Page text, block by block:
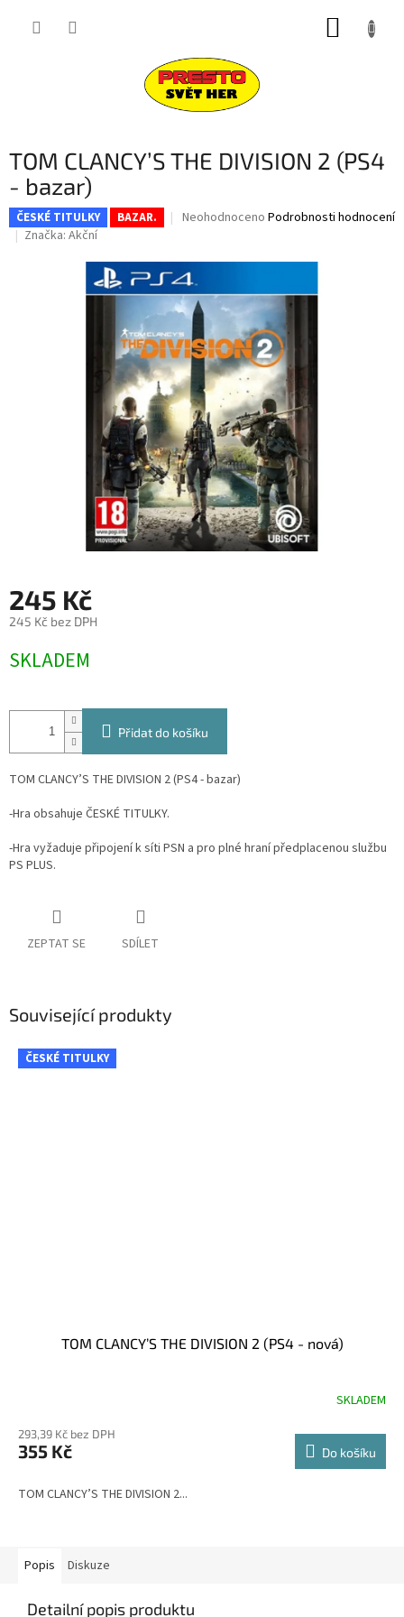
TOM CLANCY’S THE DIVISION 2 (PS4
- bazar)
ČESKÉ TITULKY BAZAR.
Průměrné
je
0,0
z
5
hvězdiček.
Neohodnoceno Podrobnosti hodnocení
Značka: Akční
245 Kč
245 Kč bez DPH
cena:
SKLADEM
Přidat do košíku
TOM CLANCY’S THE DIVISION 2 (PS4 - bazar)
-Hra obsahuje ČESKÉ TITULKY.
-Hra vyžaduje připojení k síti PSN a pro plné hraní předplacenou službu
PS PLUS.
ZEPTAT SE SDÍLET
Související produkty
ČESKÉ TITULKY
TOM CLANCY’S THE DIVISION 2 (PS4 - nová)
produktu
je
z
SKLADEM
293,39 Kč bez DPH
355 Kč Do košíku
TOM CLANCY’S THE DIVISION 2...
Popis Diskuze
Detailní popis produktu